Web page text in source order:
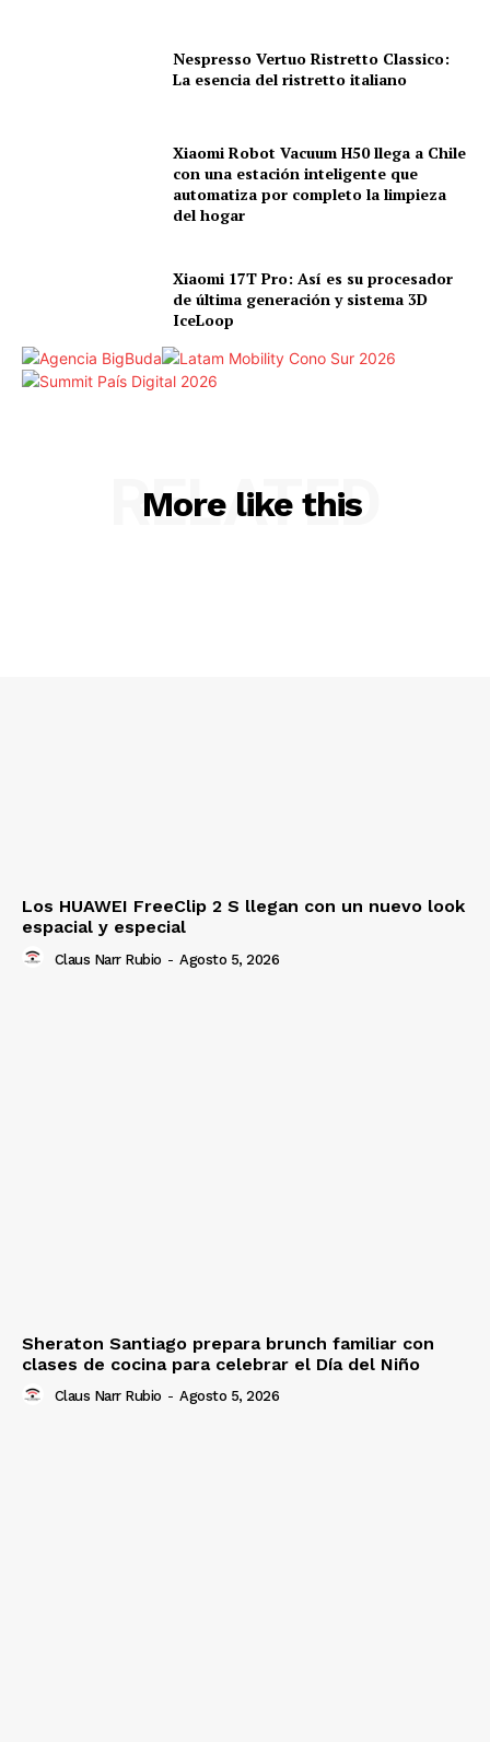
Nespresso Vertuo Ristretto Classico:
La esencia del ristretto italiano
Xiaomi Robot Vacuum H50 llega a Chile
con una estación inteligente que
automatiza por completo la limpieza
del hogar
Xiaomi 17T Pro: Así es su procesador
de última generación y sistema 3D
IceLoop
More like this
RELATED
Los HUAWEI FreeClip 2 S llegan con un nuevo look
espacial y especial
Claus Narr Rubio - Agosto 5, 2026
Sheraton Santiago prepara brunch familiar con
clases de cocina para celebrar el Día del Niño
Claus Narr Rubio - Agosto 5, 2026